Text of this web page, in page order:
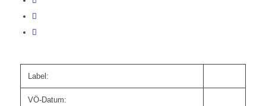
Label:
VÖ-Datum: